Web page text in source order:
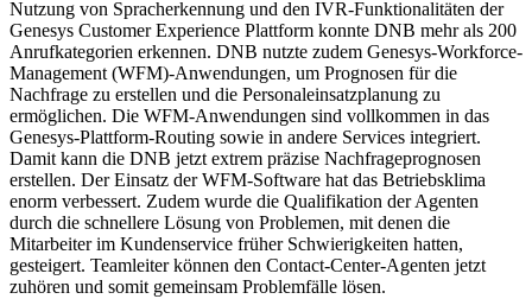
Nutzung von Spracherkennung und den IVR-Funktionalitäten der
Genesys Customer Experience Plattform konnte DNB mehr als 200
Anrufkategorien erkennen. DNB nutzte zudem Genesys-Workforce-
Management (WFM)-Anwendungen, um Prognosen für die
Nachfrage zu erstellen und die Personaleinsatzplanung zu
ermöglichen. Die WFM-Anwendungen sind vollkommen in das
Genesys-Plattform-Routing sowie in andere Services integriert.
Damit kann die DNB jetzt extrem präzise Nachfrageprognosen
erstellen. Der Einsatz der WFM-Software hat das Betriebsklima
enorm verbessert. Zudem wurde die Qualifikation der Agenten
durch die schnellere Lösung von Problemen, mit denen die
Mitarbeiter im Kundenservice früher Schwierigkeiten hatten,
gesteigert. Teamleiter können den Contact-Center-Agenten jetzt
zuhören und somit gemeinsam Problemfälle lösen.